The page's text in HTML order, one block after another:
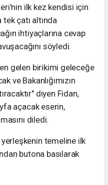
ilk kez kendisi için
çatı altında
ihtiyaçlarına cevap
söyledi.
gelen birikimi geleceğe
ve Bakanlığımızın
diyen Fidan,
açacak eserin,
diledi.
temeline ilk
butona basılarak